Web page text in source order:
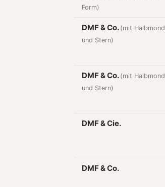
Form)
DMF & Co. (mit Halbmond
und Stern)
DMF & Co. (mit Halbmond
und Stern)
DMF & Cie.
DMF & Co.